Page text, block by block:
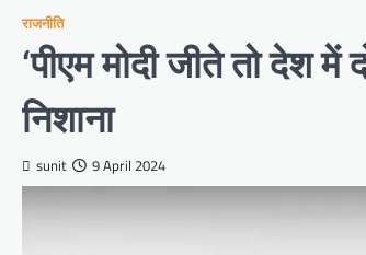
राजनीति
‘पीएम मोदी जीते तो देश में
निशाना
sunit 9 April 2024